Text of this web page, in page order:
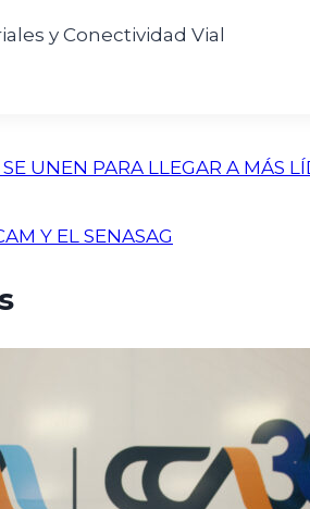
y Conectividad Vial
UNEN PARA LLEGAR A MÁS
Y EL SENASAG